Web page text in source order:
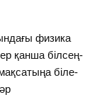
физика
қанша білсең-
біле-